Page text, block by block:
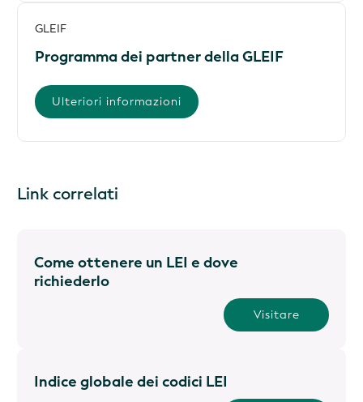
GLEIF
Programma dei partner della GLEIF
Ulteriori informazioni
Link correlati
Come ottenere un LEI e dove
richiederlo
Visitare
Indice globale dei codici LEI